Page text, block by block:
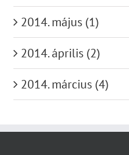
2014. május (1)
2014. április (2)
2014. március (4)